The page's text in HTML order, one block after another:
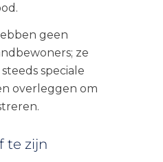
geen
ze
speciale
overleggen om
te zijn